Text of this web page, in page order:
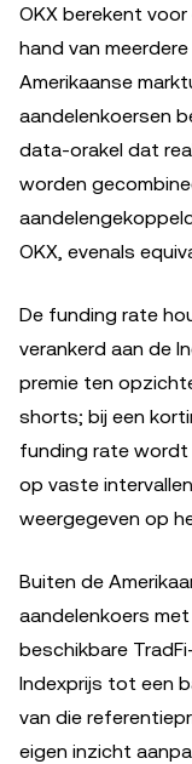
OKX berekent voor
hand van
Amerikaanse
aandelenkoersen
data-orakel dat
worden
OKX, evenals
De funding rate
verankerd aan de
premie ten
shorts; bij een
funding rate wordt
op vaste
weergegeven op
Buiten de
aandelenkoers
beschikbare
Indexprijs tot een
van die
eigen inzicht